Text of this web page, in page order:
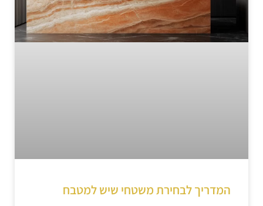
המדריך לבחירת משטחי שיש למטבח